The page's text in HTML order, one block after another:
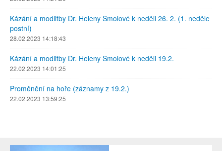
Kázání a modlitby Dr. Heleny Smolové k neděli 26. 2. (1. neděle
postní)
28.02.2023 14:18:43
Kázání a modlitby Dr. Heleny Smolové k neděli 19.2.
22.02.2023 14:01:25
Proměnění na hoře (záznamy z 19.2.)
22.02.2023 13:59:25